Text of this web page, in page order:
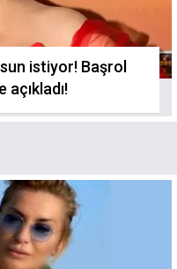
istiyor! Başrol